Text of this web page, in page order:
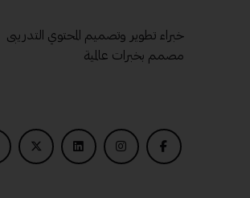
خبراء تطوير وتصميم المحتوي التدريبى
مصمم بخبرات عالمية